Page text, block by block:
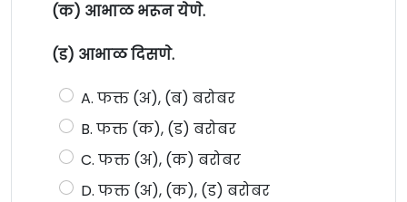
(क) आभाळ भरून येणे.
(ड) आभाळ दिसणे.
A. फक्त (अ), (ब) बरोबर
B. फक्त (क), (ड) बरोबर
C. फक्त (अ), (क) बरोबर
D. फक्त (अ), (क), (ड) बरोबर